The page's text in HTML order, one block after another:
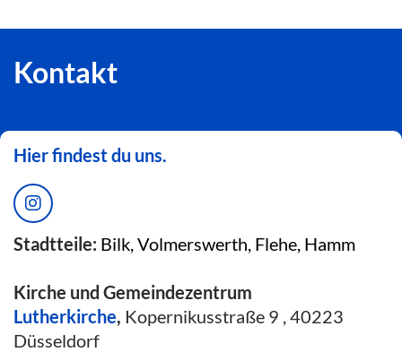
Kontakt
Hier findest du uns.
Stadtteile: Bilk, Volmerswerth, Flehe, Hamm
Kirche und Gemeindezentrum
Lutherkirche, Kopernikusstraße 9 , 40223
Düsseldorf